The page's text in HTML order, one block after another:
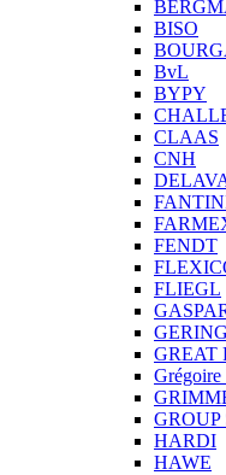
BISO
BvL
BYPY
CLAAS
CNH
FENDT
FLIEGL
GREAT
Grégoire
HARDI
HAWE